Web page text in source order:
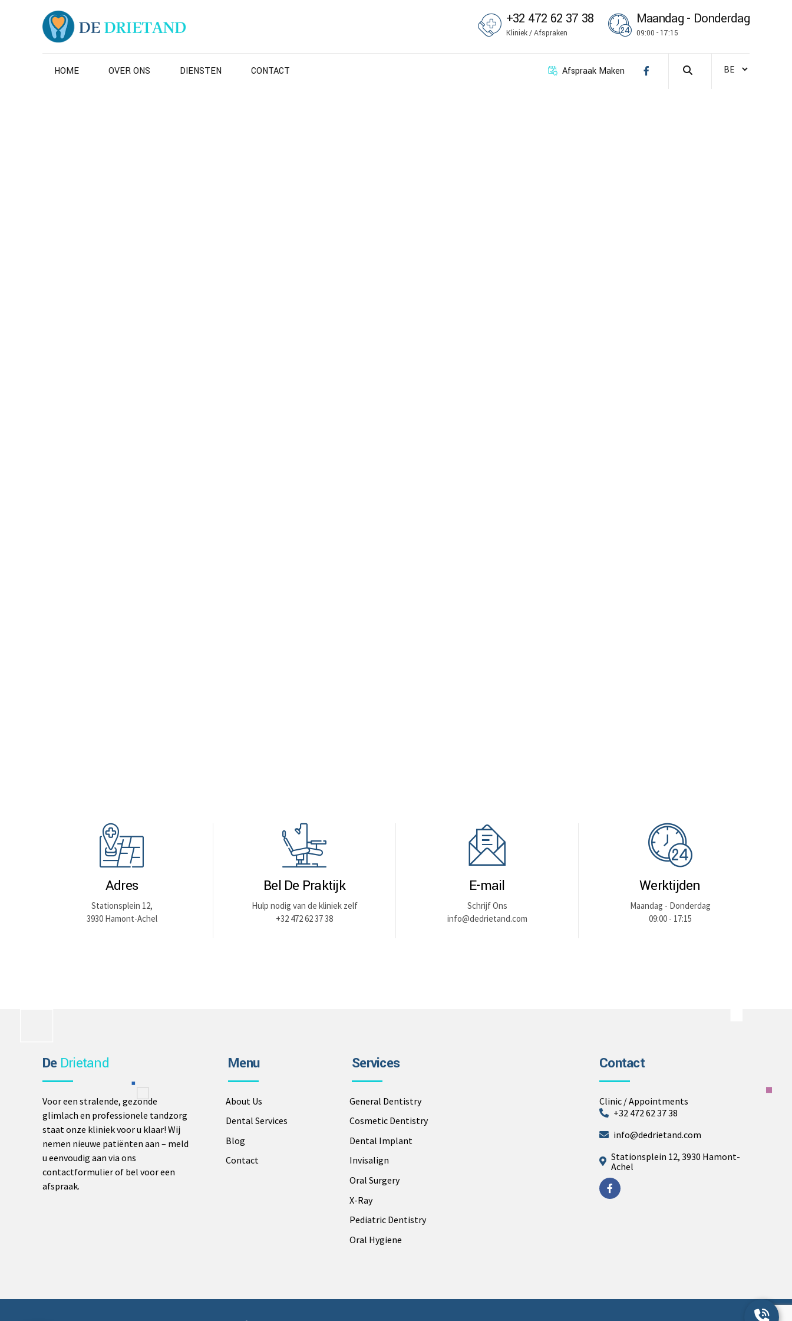
+32 472 62 37 38
Kliniek / Afspraken
Maandag - Donderdag
09:00 - 17:15
Afspraak Maken
HOME OVER ONS DIENSTEN CONTACT
Adres
Stationsplein 12,
3930 Hamont-Achel
Bel De Praktijk
Hulp nodig van de kliniek zelf
+32 472 62 37 38
E-mail
Schrijf Ons
info@dedrietand.com
Werktijden
Maandag - Donderdag
09:00 - 17:15
DeDrietand
Voor een stralende, gezonde
glimlach en professionele tandzorg
staat onze kliniek voor u klaar! Wij
nemen nieuwe patiënten aan – meld
u eenvoudig aan via ons
contactformulier of bel voor een
afspraak.
Menu
About Us
Dental Services
Blog
Contact
Services
General Dentistry
Cosmetic Dentistry
Dental Implant
Invisalign
Oral Surgery
X-Ray
Pediatric Dentistry
Oral Hygiene
Contact
Clinic / Appointments
+32 472 62 37 38
info@dedrietand.com
Stationsplein 12, 3930 Hamont-
Achel